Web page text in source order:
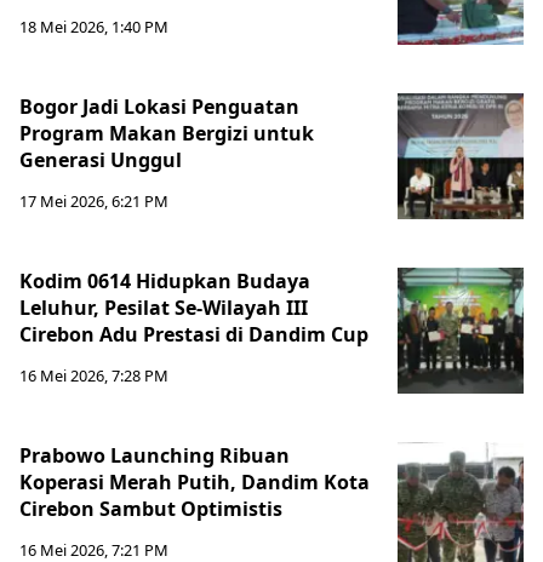
18 Mei 2026, 1:40 PM
Bogor Jadi Lokasi Penguatan
Program Makan Bergizi untuk
Generasi Unggul
17 Mei 2026, 6:21 PM
Kodim 0614 Hidupkan Budaya
Leluhur, Pesilat Se-Wilayah III
Cirebon Adu Prestasi di Dandim Cup
16 Mei 2026, 7:28 PM
Prabowo Launching Ribuan
Koperasi Merah Putih, Dandim Kota
Cirebon Sambut Optimistis
16 Mei 2026, 7:21 PM